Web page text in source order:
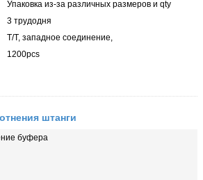
Упаковка из-за различных размеров и qty
3 трудодня
T/T, западное соединение,
1200pcs
штанги
буфера